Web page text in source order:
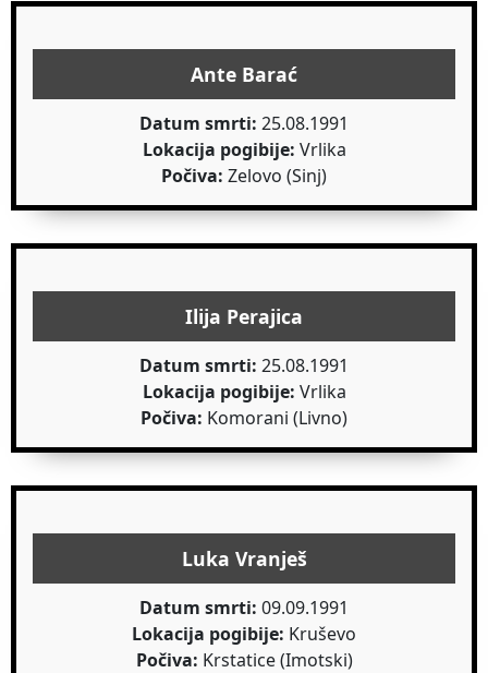
Ante Barać
Datum smrti: 25.08.1991
Lokacija pogibije: Vrlika
Počiva: Zelovo (Sinj)
Ilija Perajica
Datum smrti: 25.08.1991
Lokacija pogibije: Vrlika
Počiva: Komorani (Livno)
Luka Vranješ
Datum smrti: 09.09.1991
Lokacija pogibije: Kruševo
Počiva: Krstatice (Imotski)